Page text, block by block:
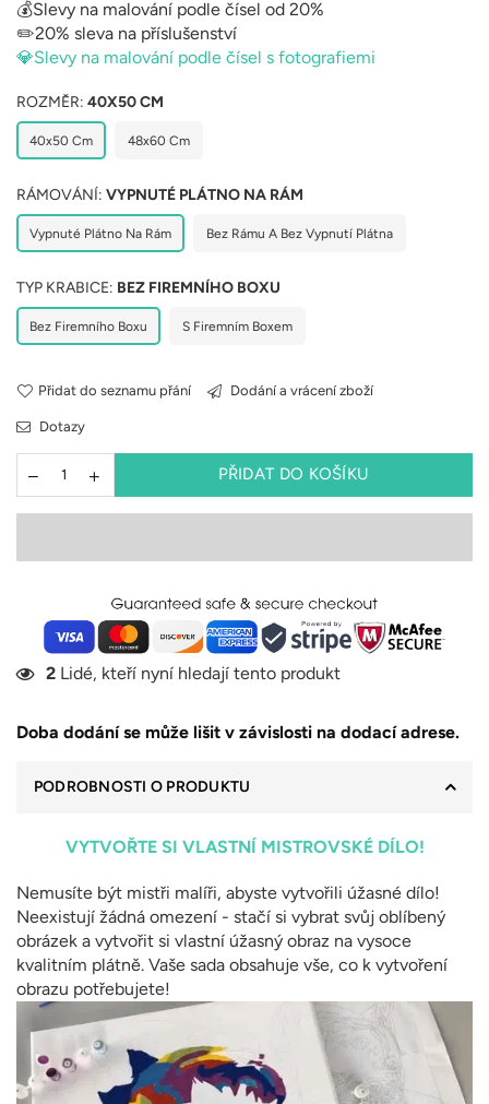
💰Slevy na malování podle čísel od 20%
✏️20% sleva na příslušenství
💎Slevy na malování podle čísel s fotografiemi
ROZMĚR: 40X50 CM
40x50 Cm 48x60 Cm
RÁMOVÁNÍ: VYPNUTÉ PLÁTNO NA RÁM
Vypnuté Plátno Na Rám Bez Rámu A Bez Vypnutí Plátna
TYP KRABICE: BEZ FIREMNÍHO BOXU
Bez Firemního Boxu S Firemním Boxem
Přidat do seznamu přání Dodání a vrácení zboží
Dotazy
PŘIDAT DO KOŠÍKU
2 Lidé, kteří nyní hledají tento produkt
Doba dodání se může lišit v závislosti na dodací adrese.
PODROBNOSTI O PRODUKTU
VYTVOŘTE SI VLASTNÍ MISTROVSKÉ DÍLO!
Nemusíte být mistři malíři, abyste vytvořili úžasné dílo!
Neexistují žádná omezení - stačí si vybrat svůj oblíbený
obrázek a vytvořit si vlastní úžasný obraz na vysoce
kvalitním plátně. Vaše sada obsahuje vše, co k vytvoření
obrazu potřebujete!